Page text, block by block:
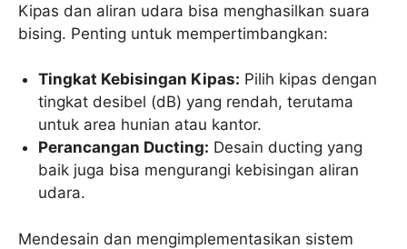
Kipas dan aliran udara bisa menghasilkan suara
bising. Penting untuk mempertimbangkan:
Tingkat Kebisingan Kipas: Pilih kipas dengan
tingkat desibel (dB) yang rendah, terutama
untuk area hunian atau kantor.
Perancangan Ducting: Desain ducting yang
baik juga bisa mengurangi kebisingan aliran
udara.
Mendesain dan mengimplementasikan sistem